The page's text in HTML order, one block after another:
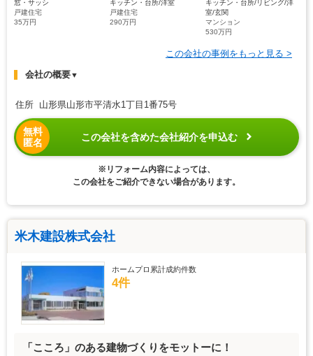
窓・サッシ
戸建住宅
35万円
キッチン・台所/洋室
戸建住宅
290万円
キッチン・台所/リビング/洋
室/玄関
マンション
530万円
この会社の事例をもっと見る >
会社の概要▼
住所 山形県山形市平清水1丁目1番75号
無料
匿名
この会社を含めた会社紹介を申込む
※リフォーム内容によっては、
この会社をご紹介できない場合があります。
米木建設株式会社
ホームプロ累計成約件数
4件
「こころ」のある建物づくりをモットーに！